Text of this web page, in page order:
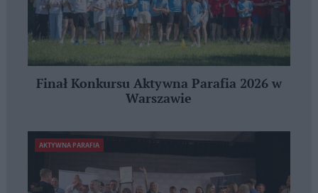
Finał Konkursu Aktywna Parafia 2026 w
Warszawie
AKTYWNA PARAFIA